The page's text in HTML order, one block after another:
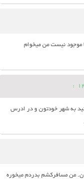
موجود نیست من میخوام
:
به شهر خودتون و در ادرس
من مسافرکشم بدردم میخوره